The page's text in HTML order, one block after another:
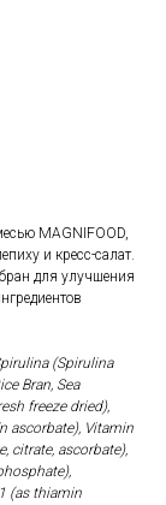
MAGNIFOOD,
и кресс-салат.
для улучшения
(Spirulina
Bran, Sea
freeze dried),
ascorbate), Vitamin
citrate, ascorbate),
(as thiamin